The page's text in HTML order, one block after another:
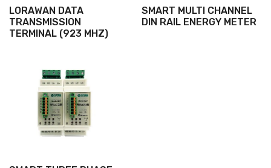
LORAWAN DATA
TRANSMISSION
TERMINAL (923 MHZ)
SMART MULTI CHANNEL
DIN RAIL ENERGY METER